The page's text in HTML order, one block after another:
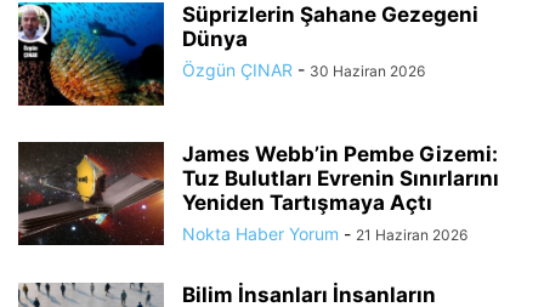
Süprizlerin Şahane Gezegeni
Dünya
Özgün ÇINAR - 30 Haziran 2026
James Webb’in Pembe Gizemi:
Tuz Bulutları Evrenin Sınırlarını
Yeniden Tartışmaya Açtı
Nokta Haber Yorum - 21 Haziran 2026
Bilim İnsanları İnsanların